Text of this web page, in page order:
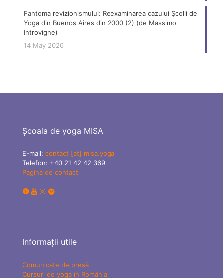
Fantoma revizionismului: Reexaminarea cazului Școlii de
Yoga din Buenos Aires din 2000 (2) (de Massimo
Introvigne)
14 May 2026
Școala de yoga MISA
E-mail: contact [at] misa.yoga
Telefon: +40 21 42 42 369
Pagina de contact
Informații utile
Comunicate de presă
Cursuri de yoga în România